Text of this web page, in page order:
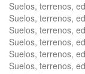
Suelos, terrenos,
Suelos, terrenos,
Suelos, terrenos,
Suelos, terrenos,
Suelos, terrenos,
Suelos, terrenos,